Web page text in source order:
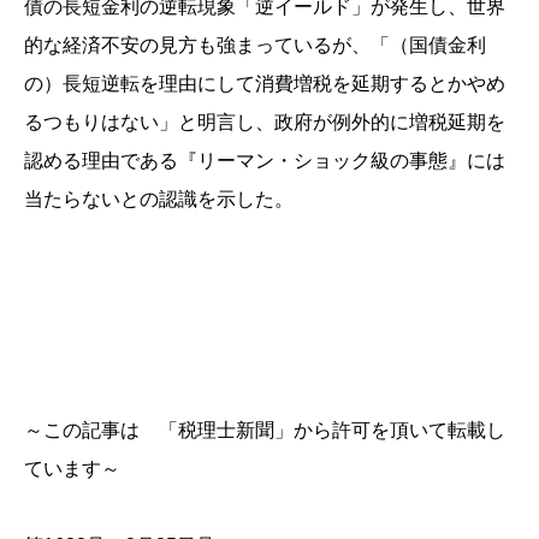
債の長短金利の逆転現象「逆イールド」が発生し、世界
的な経済不安の見方も強まっているが、「（国債金利
の）長短逆転を理由にして消費増税を延期するとかやめ
るつもりはない」と明言し、政府が例外的に増税延期を
認める理由である『リーマン・ショック級の事態』には
当たらないとの認識を示した。
～この記事は 「税理士新聞」から許可を頂いて転載し
ています～